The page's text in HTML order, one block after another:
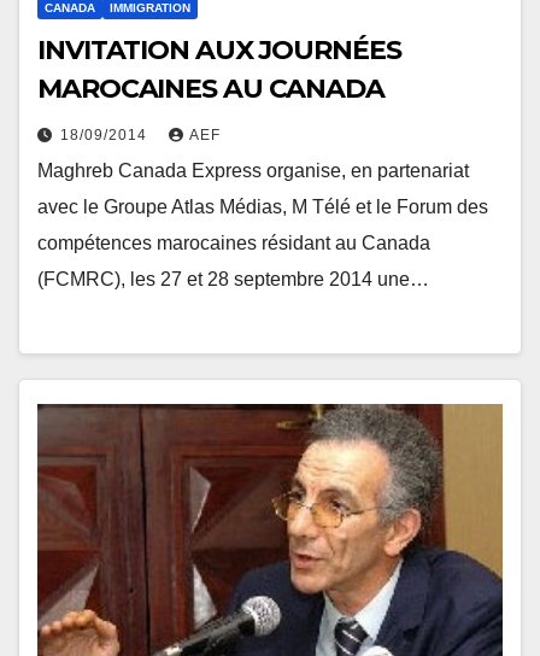
CANADA IMMIGRATION
INVITATION AUX JOURNÉES
MAROCAINES AU CANADA
18/09/2014 AEF
Maghreb Canada Express organise, en partenariat
avec le Groupe Atlas Médias, M Télé et le Forum des
compétences marocaines résidant au Canada
(FCMRC), les 27 et 28 septembre 2014 une…